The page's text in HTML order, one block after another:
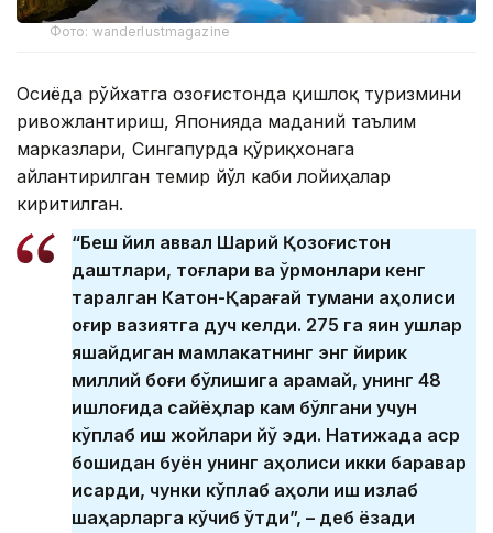
Фото: wanderlustmagazine
Осиёда рўйхатга Қозоғистонда қишлоқ туризмини
ривожлантириш, Японияда маданий таълим
марказлари, Сингапурда қўриқхонага
айлантирилган темир йўл каби лойиҳалар
киритилган.
“Беш йил аввал Шарқий Қозоғистон
даштлари, тоғлари ва ўрмонлари кенг
тарқалган Катон-Қарағай тумани аҳолиси
оғир вазиятга дуч келди. 275 га яқин қушлар
яшайдиган мамлакатнинг энг йирик
миллий боғи бўлишига қарамай, унинг 48
қишлоғида сайёҳлар кам бўлгани учун
кўплаб иш жойлари йўқ эди. Натижада аср
бошидан буён унинг аҳолиси икки баравар
қисқарди, чунки кўплаб аҳоли иш излаб
шаҳарларга кўчиб ўтди”, – деб ёзади